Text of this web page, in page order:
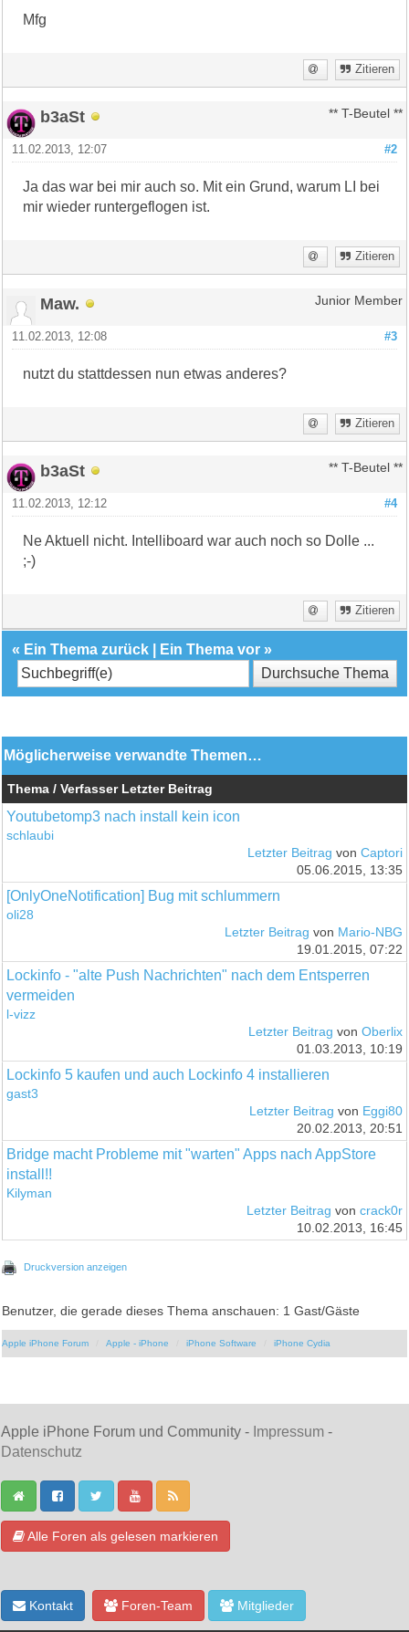
Mfg
Zitieren
b3aSt ** T-Beutel **
#2
11.02.2013, 12:07
Ja das war bei mir auch so. Mit ein Grund, warum LI bei
mir wieder runtergeflogen ist.
Zitieren
Maw. Junior Member
#3
11.02.2013, 12:08
nutzt du stattdessen nun etwas anderes?
Zitieren
b3aSt ** T-Beutel **
#4
11.02.2013, 12:12
Ne Aktuell nicht. Intelliboard war auch noch so Dolle ...
;-)
Zitieren
« Ein Thema zurück Ein Thema vor »
Möglicherweise verwandte Themen…
Thema / Verfasser Letzter Beitrag
Youtubetomp3 nach install kein icon
schlaubi
Letzter Beitrag von Captori
05.06.2015, 13:35
[OnlyOneNotification] Bug mit schlummern
oli28
Letzter Beitrag von Mario-NBG
19.01.2015, 07:22
Lockinfo - "alte Push Nachrichten" nach dem Entsperren
vermeiden
l-vizz
Letzter Beitrag von Oberlix
01.03.2013, 10:19
Lockinfo 5 kaufen und auch Lockinfo 4 installieren
gast3
Letzter Beitrag von Eggi80
20.02.2013, 20:51
Bridge macht Probleme mit "warten" Apps nach AppStore
install!!
Kilyman
Letzter Beitrag von crack0r
10.02.2013, 16:45
Druckversion anzeigen
Benutzer, die gerade dieses Thema anschauen: 1 Gast/Gäste
Apple iPhone Forum Apple - iPhone iPhone Software iPhone Cydia
Apple iPhone Forum und Community - Impressum -
Datenschutz
Alle Foren als gelesen markieren
Kontakt Foren-Team Mitglieder